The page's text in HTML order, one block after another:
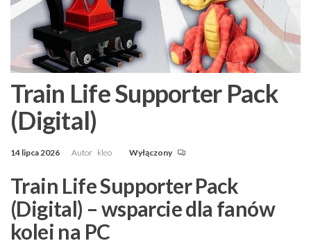
Train Life Supporter Pack
(Digital)
14 lipca 2026 Autor kleo Wyłączony
Train Life Supporter Pack
(Digital) – wsparcie dla fanów
kolei na PC